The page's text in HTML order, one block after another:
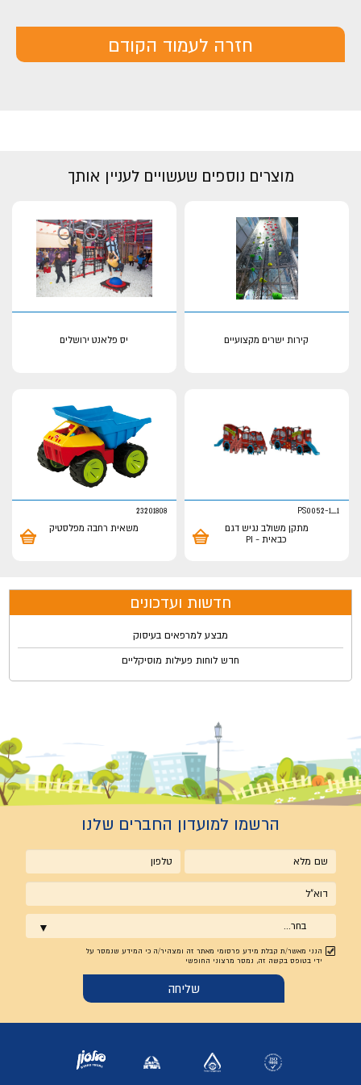
חזרה לעמוד הקודם
מוצרים נוספים שעשויים לעניין אותך
קירות ישרים מקצועיים יס פלאנט ירושלים
PS0052-1_1
מתקן משולב נגיש דגם
כבאית - PI
23201808
משאית רחבה מפלסטיק
חדשות ועדכונים
מבצע למרפאים בעיסוק
חדש לוחות פעילות מוסיקליים
הרשמו למועדון החברים שלנו
שם
מלא
טלפון
אימייל
בחר...
הנני מאשר/ת קבלת מידע פרסומי מאתר זה ומצהיר/ה כי המידע שנמסר על
ידי בטופס בקשה זה, נמסר מרצוני החופשי